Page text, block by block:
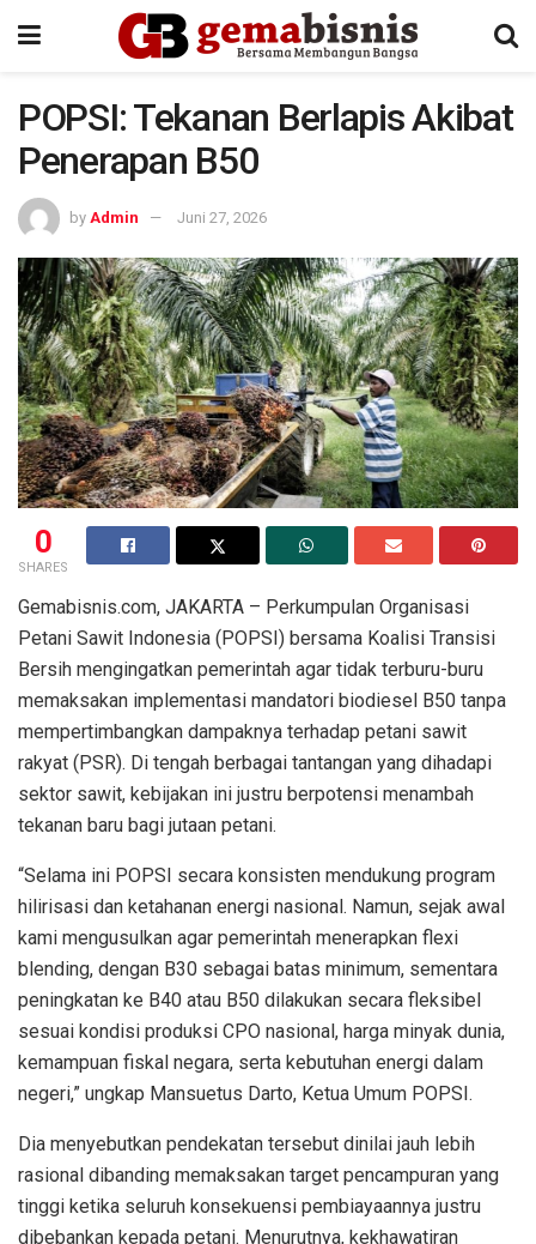
POPSI: Tekanan Berlapis Akibat
Penerapan B50
by Admin Juni 27, 2026
0
SHARES
Gemabisnis.com, JAKARTA – Perkumpulan Organisasi
Petani Sawit Indonesia (POPSI) bersama Koalisi Transisi
Bersih mengingatkan pemerintah agar tidak terburu-buru
memaksakan implementasi mandatori biodiesel B50 tanpa
mempertimbangkan dampaknya terhadap petani sawit
rakyat (PSR). Di tengah berbagai tantangan yang dihadapi
sektor sawit, kebijakan ini justru berpotensi menambah
tekanan baru bagi jutaan petani.
“Selama ini POPSI secara konsisten mendukung program
hilirisasi dan ketahanan energi nasional. Namun, sejak awal
kami mengusulkan agar pemerintah menerapkan flexi
blending, dengan B30 sebagai batas minimum, sementara
peningkatan ke B40 atau B50 dilakukan secara fleksibel
sesuai kondisi produksi CPO nasional, harga minyak dunia,
kemampuan fiskal negara, serta kebutuhan energi dalam
negeri,” ungkap Mansuetus Darto, Ketua Umum POPSI.
Dia menyebutkan pendekatan tersebut dinilai jauh lebih
rasional dibanding memaksakan target pencampuran yang
tinggi ketika seluruh konsekuensi pembiayaannya justru
dibebankan kepada petani. Menurutnya, kekhawatiran